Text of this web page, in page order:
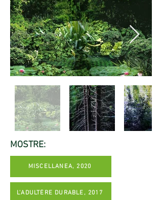
MOSTRE:
MISCELLANEA, 2020
L'ADULTÈRE DURABLE, 2017